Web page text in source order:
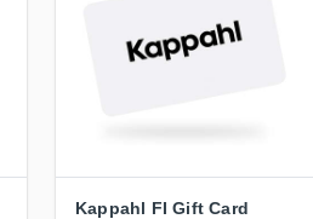
Kappahl FI Gift Card